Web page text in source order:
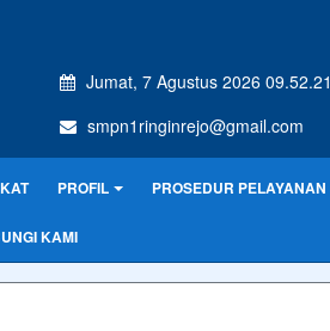
Jumat, 7 Agustus 2026 09.52.21
smpn1ringinrejo@gmail.com
PROFIL PROSEDUR PELAYANAN
KAMI